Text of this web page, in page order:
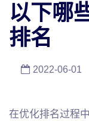
以下哪
排名
2022-06-01
在优化排名过程